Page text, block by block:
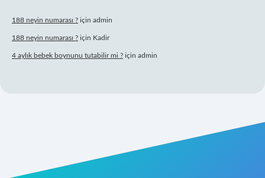
188 neyin numarası ? için admin
188 neyin numarası ? için Kadir
4 aylık bebek boynunu tutabilir mi ? için admin